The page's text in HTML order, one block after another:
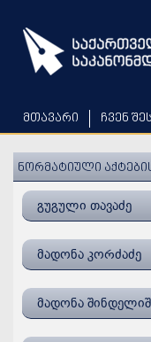
main
content
მთავარი ჩვენ
ნორმატიული
გუგული თავაძე
მადონა კორძაძე
მადონა